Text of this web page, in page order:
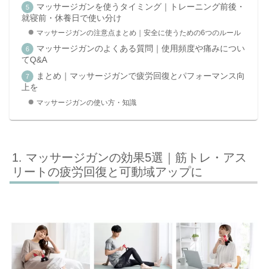
マッサージガンを使うタイミング｜トレーニング前後・
就寝前・休養日で使い分け
マッサージガンの注意点まとめ｜安全に使うための6つのルール
マッサージガンのよくある質問｜使用頻度や痛みについ
てQ&A
まとめ｜マッサージガンで疲労回復とパフォーマンス向
上を
マッサージガンの使い方・知識
マッサージガンの効果5選｜筋トレ・アス
リートの疲労回復と可動域アップに